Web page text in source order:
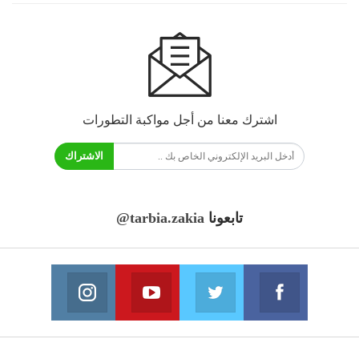
اشترك معنا من أجل مواكبة التطورات
الاشتراك
تابعونا @tarbia.zakia
فايسبوك
انضم الينا انضم الينا
يوتيوب
انضم الينا